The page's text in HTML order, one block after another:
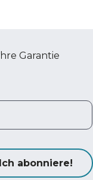
Garantie
Ich abonniere!